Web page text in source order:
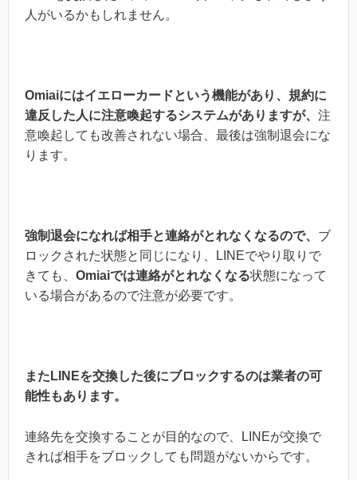
人がいるかもしれません。
Omiaiにはイエローカードという機能があり、 規約に
違反した人に注意喚起するシステムがありますが、 注
意喚起しても改善されない場合、最後は強制退会にな
ります。
強制退会になれば相手と連絡がとれなくなるので、 ブ
ロックされた状態と同じになり、LINEでやり取りで
きても、 Omiaiでは連絡がとれなくなる状態になって
いる場合があるので注意が必要です。
またLINEを交換した後にブロックするのは業者の可
能性もあります。
連絡先を交換することが目的なので、LINEが交換で
きれば相手をブロックしても問題がないからです。